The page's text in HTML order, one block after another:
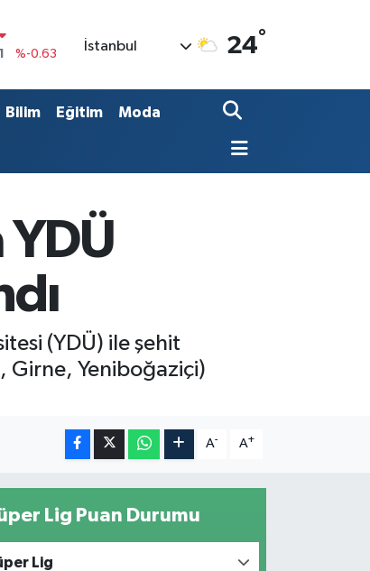
%0.16
%-0.02
%-0.63
İstanbul 24°
Bilim Eğitim Moda
YDÜ
(YDÜ) ile şehit
Girne, Yeniboğaziçi)
A- A+
Lig Puan Durumu
Lig